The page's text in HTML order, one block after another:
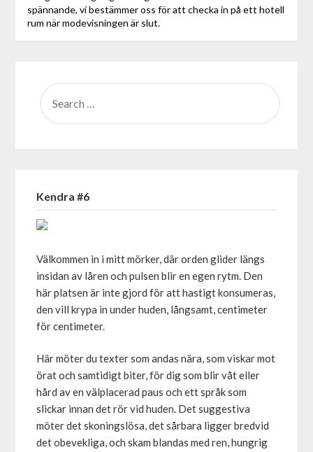
spännande, vi bestämmer oss för att checka in på ett hotell
rum när modevisningen är slut.
FOR:
Kendra #6
Välkommen in i mitt mörker, där orden glider längs
insidan av låren och pulsen blir en egen rytm. Den
här platsen är inte gjord för att hastigt konsumeras,
den vill krypa in under huden, långsamt, centimeter
för centimeter.
Här möter du texter som andas nära, som viskar mot
örat och samtidigt biter, för dig som blir våt eller
hård av en välplacerad paus och ett språk som
slickar innan det rör vid huden. Det suggestiva
möter det skoningslösa, det sårbara ligger bredvid
det obevekliga, och skam blandas med ren, hungrig